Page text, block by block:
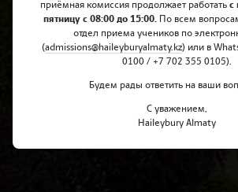
приёмная комиссия продолжает работать с
пятницу с 08:00 до 15:00. По всем
отдел приема учеников по
(admissions@haileyburyalmaty. kz) или в
0100 / +7 702 355 0105).
Будем рады ответить на ваши
С уважением,
Haileybury Almaty